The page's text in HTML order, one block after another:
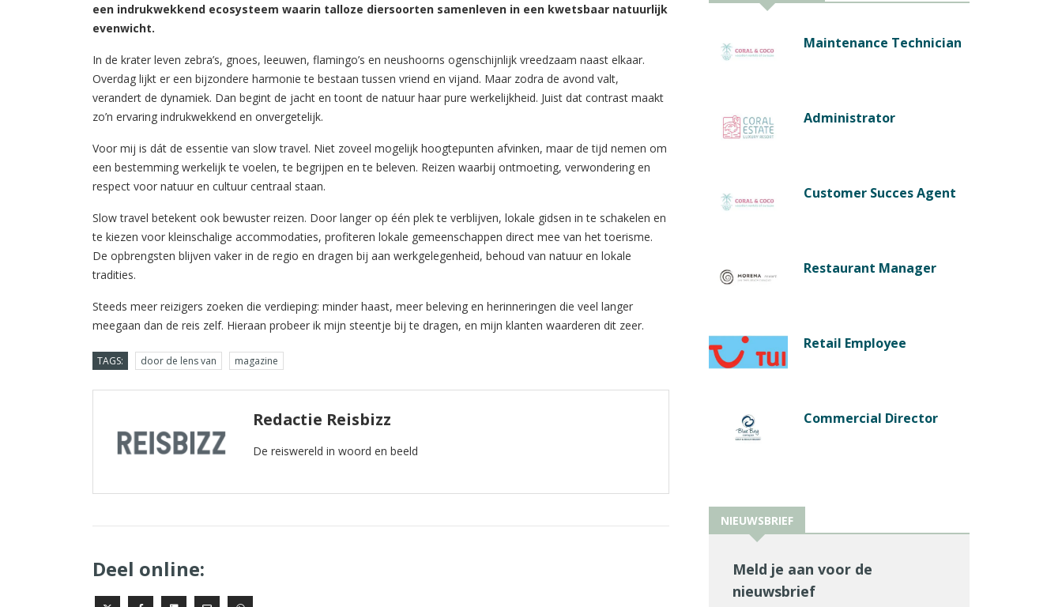
een indrukwekkend ecosysteem waarin talloze diersoorten samenleven in een kwetsbaar natuurlijk
evenwicht.
In de krater leven zebra’s, gnoes, leeuwen, flamingo’s en neushoorns ogenschijnlijk vreedzaam naast elkaar.
Overdag lijkt er een bijzondere harmonie te bestaan tussen vriend en vijand. Maar zodra de avond valt,
verandert de dynamiek. Dan begint de jacht en toont de natuur haar pure werkelijkheid. Juist dat contrast maakt
zo’n ervaring indrukwekkend en onvergetelijk.
Voor mij is dát de essentie van slow travel. Niet zoveel mogelijk hoogtepunten afvinken, maar de tijd nemen om
een bestemming werkelijk te voelen, te begrijpen en te beleven. Reizen waarbij ontmoeting, verwondering en
respect voor natuur en cultuur centraal staan.
Slow travel betekent ook bewuster reizen. Door langer op één plek te verblijven, lokale gidsen in te schakelen en
te kiezen voor kleinschalige accommodaties, profiteren lokale gemeenschappen direct mee van het toerisme.
De opbrengsten blijven vaker in de regio en dragen bij aan werkgelegenheid, behoud van natuur en lokale
tradities.
Steeds meer reizigers zoeken die verdieping: minder haast, meer beleving en herinneringen die veel langer
meegaan dan de reis zelf. Hieraan probeer ik mijn steentje bij te dragen, en mijn klanten waarderen dit zeer.
TAGS: door de lens van magazine
Redactie Reisbizz
De reiswereld in woord en beeld
Deel online:
Maintenance Technician
Administrator
Customer Succes Agent
Restaurant Manager
Retail Employee
Commercial Director
NIEUWSBRIEF
Meld je aan voor de
nieuwsbrief